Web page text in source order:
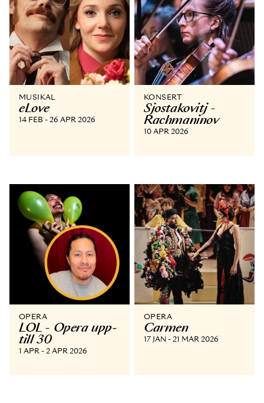
MUSIKAL
eLove
14 FEB - 26 APR 2026
KONSERT
Sjostakovitj -
Rachmaninov
10 APR 2026
OPERA
LOL - Opera upp­
till 30
1 APR - 2 APR 2026
OPERA
Carmen
17 JAN - 21 MAR 2026